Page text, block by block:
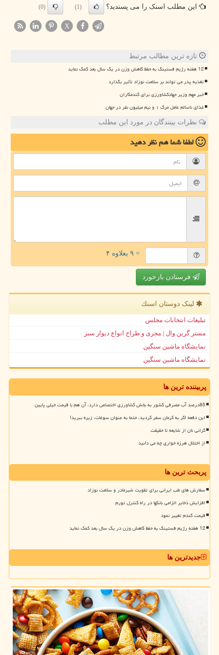
این مطلب اسنک را می پسندید؟ (1)
(0)
X
تازه ترین مطالب مرتبط
12 هفته رژیم فستینگ به حفظ کاهش وزن در یک سال بعد کمک نماید
تغذیه پدر می تواند بر سلامت نوزاد تأثیر بگذارد
خبر مهم وزیر جهادکشاورزی برای گندمکاران
غذای ناسالم عامل مرگ ۱ و نیم میلیون نفر در جهان
نظرات بینندگان در مورد این مطلب
لطفا شما همنظر دهید
= ۹ بعلاوه ۴
فرستادن بازخورد
لینک دوستان اسنك
تبلیغات انتخابات مجلس
مستر گرین وال | مجری و طراح انواع دیوار سبز
نمایشگاه ماشین سنگین
نمایشگاه ماشین سنگین
پربیننده ترین ها
85درصد آب مصرفی کشور به بخش کشاورزی اختصاص دارد، آن هم با قیمت خیلی پایین
این دفعه اگر به کرمان سفر کردید، حتما به عنوان سوغات، زیره ببرید!
گرانی نان از شایعه تا حقیقت
از اختلال هرزه خواری چه می دانید
پربحث ترین ها
سفارش های طب ایرانی برای تقویت شیرمادر و سلامت نوزاد
افزایش ذخایر الزامی بانکها در راه کنترل تورم
قیمت گندم تغییر نمود
12 هفته رژیم فستینگ به حفظ کاهش وزن در یک سال بعد کمک نماید
جدیدترین ها